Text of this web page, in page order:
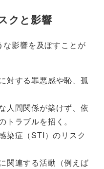
クと影響
影響を及ぼすことが
対する罪悪感や恥、孤
人間関係が築けず、依
トラブルを招く。
染症（STI）のリスク
関連する活動（例えば